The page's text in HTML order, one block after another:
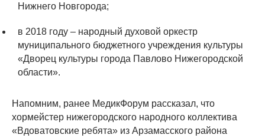
Нижнего Новгорода;
в 2018 году – народный духовой оркестр
муниципального бюджетного учреждения культуры
«Дворец культуры города Павлово Нижегородской
области».
Напомним, ранее МедикФорум рассказал, что
хормейстер нижегородского народного коллектива
«Вдоватовские ребята» из Арзамасского района